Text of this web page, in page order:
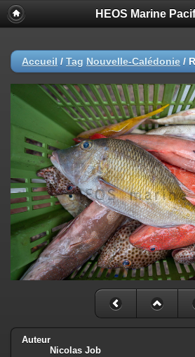
HEOS Marine
Accueil / Tag Nouvelle-Calédonie /
Auteur
Nicolas Job